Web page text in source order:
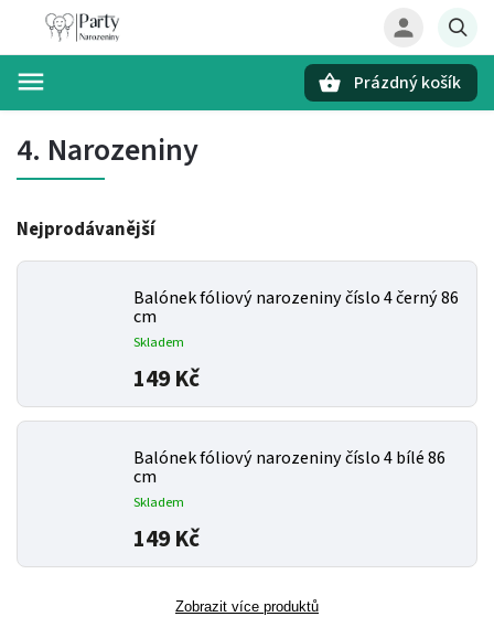
Prázdný košík
4. Narozeniny
Nejprodávanější
Balónek fóliový narozeniny číslo 4 černý 86
cm
Skladem
149 Kč
Balónek fóliový narozeniny číslo 4 bílé 86
cm
Skladem
149 Kč
Zobrazit více produktů